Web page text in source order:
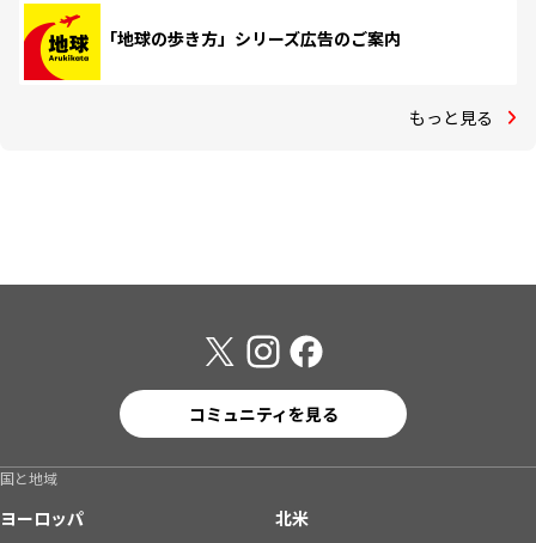
「地球の歩き方」シリーズ広告のご案内
もっと見る
コミュニティを見る
国と地域
ヨーロッパ
北米